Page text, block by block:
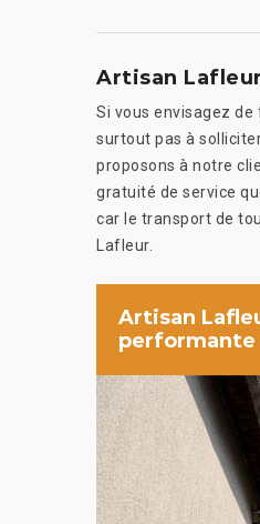
Artisan
Si vous envisagez de
surtout pas à
proposons à notre
gratuité de service
car le transport de
Lafleur.
Artisan
performante